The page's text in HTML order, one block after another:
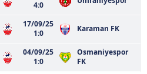
4:0
17/09/25
1:0
Karaman FK
04/09/25
1:0
Osmaniyespor
FK